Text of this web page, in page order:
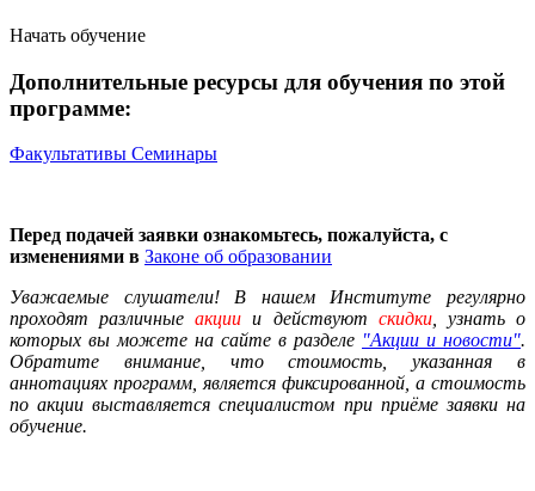
Начать обучение
Дополнительные ресурсы для обучения по этой
программе:
Факультативы Семинары
Перед подачей заявки ознакомьтесь, пожалуйста, с
изменениями в Законе об образовании
Уважаемые слушатели! В нашем Институте регулярно
проходят различныеакции и действуют скидки, узнать о
которых вы можете на сайте в разделе "Акции и новости".
Обратите внимание, что стоимость, указанная в
аннотациях программ, является фиксированной, а стоимость
по акции выставляется специалистом при приёме заявки на
обучение.